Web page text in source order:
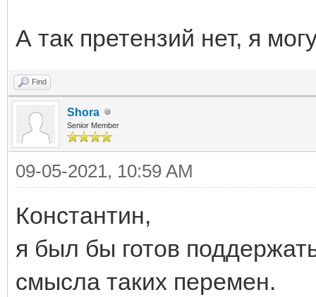
А так претензий нет, я
Find
Shora
Senior Member
09-05-2021, 10:59 AM
Константин,
я был бы готов
смысла таких перемен.